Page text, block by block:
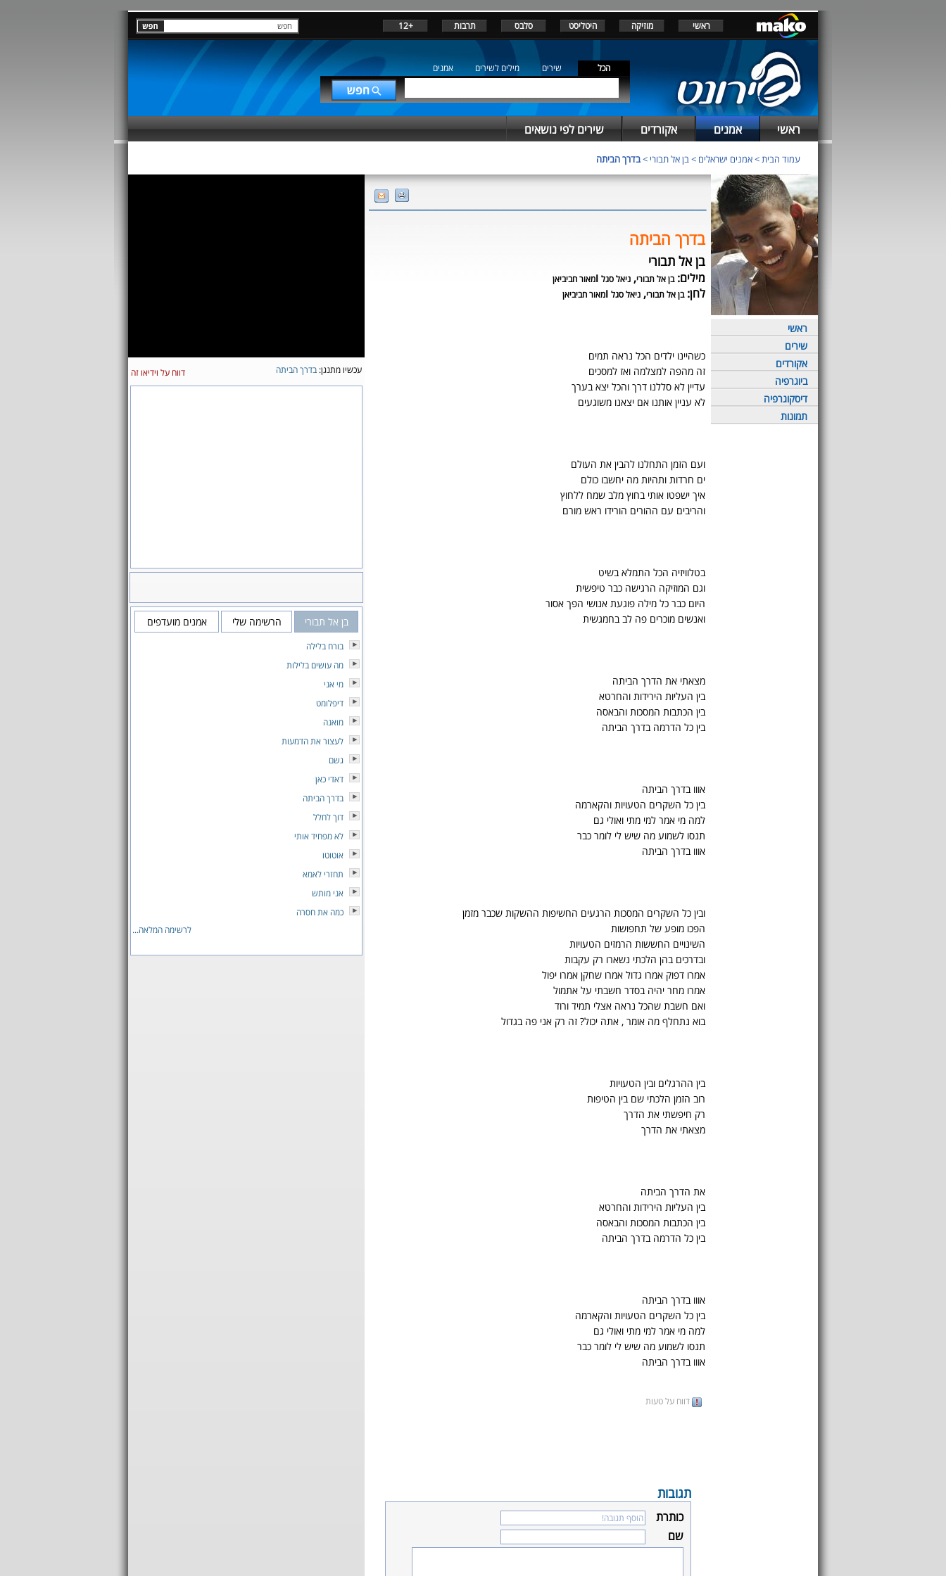
ראשי מוזיקה היטליסט סלבס תרבות +12
הכל שירים מילים לשירים אמנים
ראשי אמנים אקורדים שירים לפי נושאים
עמוד הבית>אמנים ישראלים >בן אל תבורי >בדרך הביתה
ראשי
שירים
אקורדים
ביוגרפיה
דיסקוגרפיה
תמונות
בדרך הביתה
בן אל תבורי
מילים:בן אל תבורי, ניאל סגל ומאור חביביאן
לחן:בן אל תבורי, ניאל סגל ומאור חביביאן
כשהיינו ילדים הכל נראה תמים
זה מהפה למצלמה ואז למסכים
עדיין לא סללנו דרך והכל יצא בערך
לא עניין אותנו אם יצאנו משוגעים
ועם הזמן התחלנו להבין את העולם
ים חרדות ותהיות מה יחשבו כולם
איך ישפטו אותי בחוץ מלב שמח ללחוץ
והריבים עם ההורים הורידו ראש מורם
בטלוויזיה הכל התמלא בשיט
וגם המוזיקה הרגישה כבר טיפשית
היום כבר כל מילה פוגעת אנושי הפך אסור
ואנשים מוכרים פה לב בחמגשית
מצאתי את הדרך הביתה
בין העליות הירידות והחרטא
בין הכתבות המסכות והבאסה
בין כל הדרמה בדרך הביתה
אווו בדרך הביתה
בין כל השקרים הטעויות והקארמה
למה מי אמר למי מתי ואולי גם
תנסו לשמוע מה שיש לי לומר כבר
אווו בדרך הביתה
ובין כל השקרים המסכות הרגעים החשיפות ההשקות שכבר מזמן
הפכו מופע של תחפושות
השינויים החששות הרמזים הטעויות
ובדרכים בהן הלכתי נשארו רק עקבות
אמרו דפוק אמרו גדול אמרו שחקן אמרו יפול
אמרו מחר יהיה בסדר חשבתי על אתמול
ואם חשבת שהכל נראה אצלי תמיד ורוד
בוא נתחלף מה אומר , אתה יכול? זה רק אני פה בגדול
בין ההרגלים ובין הטעויות
רוב הזמן הלכתי שם בין הטיפות
רק חיפשתי את הדרך
מצאתי את הדרך
את הדרך הביתה
בין העליות הירידות והחרטא
בין הכתבות המסכות והבאסה
בין כל הדרמה בדרך הביתה
אווו בדרך הביתה
בין כל השקרים הטעויות והקארמה
למה מי אמר למי מתי ואולי גם
תנסו לשמוע מה שיש לי לומר כבר
אווו בדרך הביתה
דווח על טעות
תגובות
כותרת
שם
עכשיו מתנגן: בדרך הביתה דווח על וידיאו זה
בן אל תבורי הרשימה שלי אמנים מועדפים
בורח בלילה
מה עושים בלילות
מי אני
דיפלומט
מואנה
לעצור את הדמעות
גשם
דאדי כאן
בדרך הביתה
דוך לחלל
לא מפחיד אותי
אוטוטו
תחזרי לאמא
אני מותש
כמה את חסרה
לרשימה המלאה...